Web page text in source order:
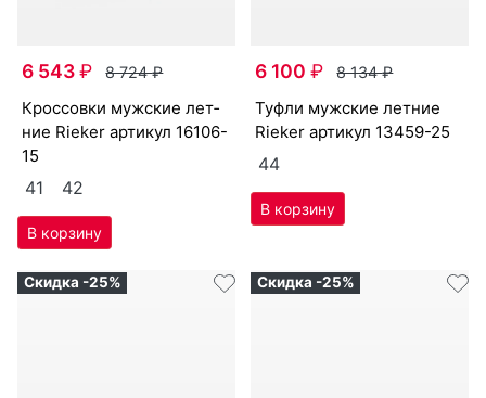
6 543₽ 8 724₽
крос­совки мужс­кие лет­
ние Ri­eker артикул 16106-
15
41 42
6 100₽ 8 134₽
туф­ли мужс­кие лет­ние
Ri­eker артикул 13459-25
44
Скидка -25% Скидка -25%